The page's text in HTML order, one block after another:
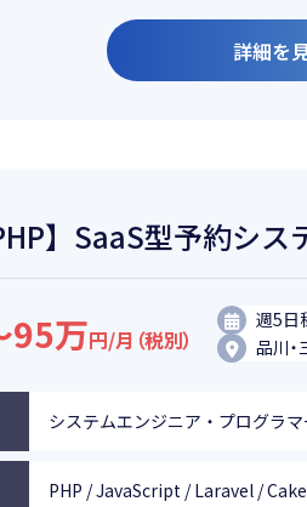
詳細を
】SaaS型予約シ
95万円/月（税別）
週5日
品川・
システムエンジニア・プログラ
PHP / JavaScript / Laravel /